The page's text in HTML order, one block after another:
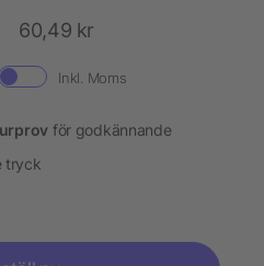
60,49 kr
Inkl. Moms
för godkännande
tryck